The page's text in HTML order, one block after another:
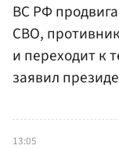
ВС РФ
СВО,
и переходит к
заявил
13:05